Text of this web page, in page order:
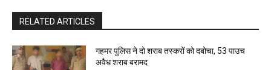
RELATED ARTICLES
गहमर पुलिस ने दो शराब तस्करों को दबोचा, 53 पाउच
अवैध शराब बरामद